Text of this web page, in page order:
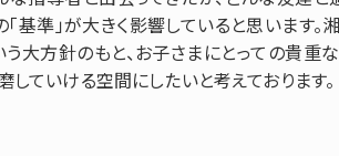
基準」が大きく影響していると思います。
う大方針のもと、お子さまにとっての貴重
ていける空間にしたいと考えております。